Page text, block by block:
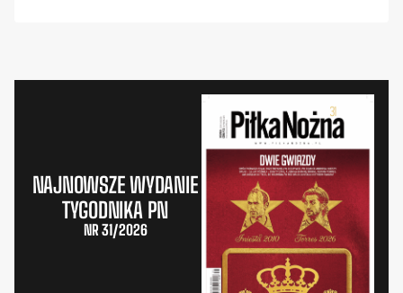
NAJNOWSZE WYDANIE
TYGODNIKA PN
NR 31/2026